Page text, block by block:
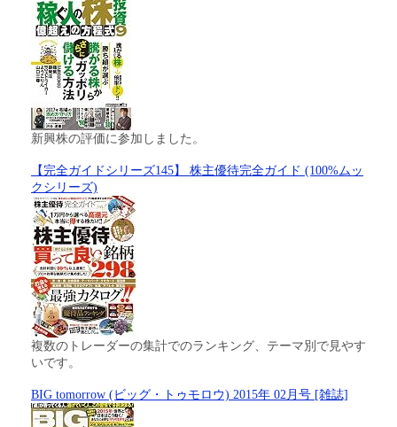
新興株の評価に参加しました。
【完全ガイドシリーズ145】 株主優待完全ガイド (100%ムッ
クシリーズ)
複数のトレーダーの集計でのランキング、テーマ別で見やす
いです。
BIG tomorrow (ビッグ・トゥモロウ) 2015年 02月号 [雑誌]